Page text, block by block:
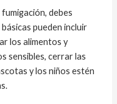
debes
pueden incluir
los alimentos y
sensibles, cerrar las
y los niños estén